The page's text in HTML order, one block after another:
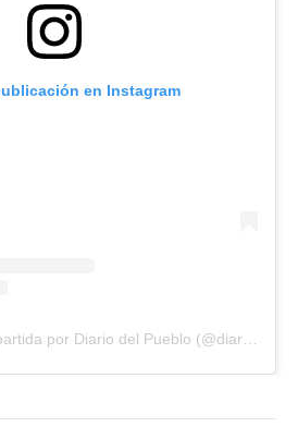
en Instagram